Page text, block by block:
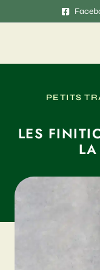
PETITS
LES